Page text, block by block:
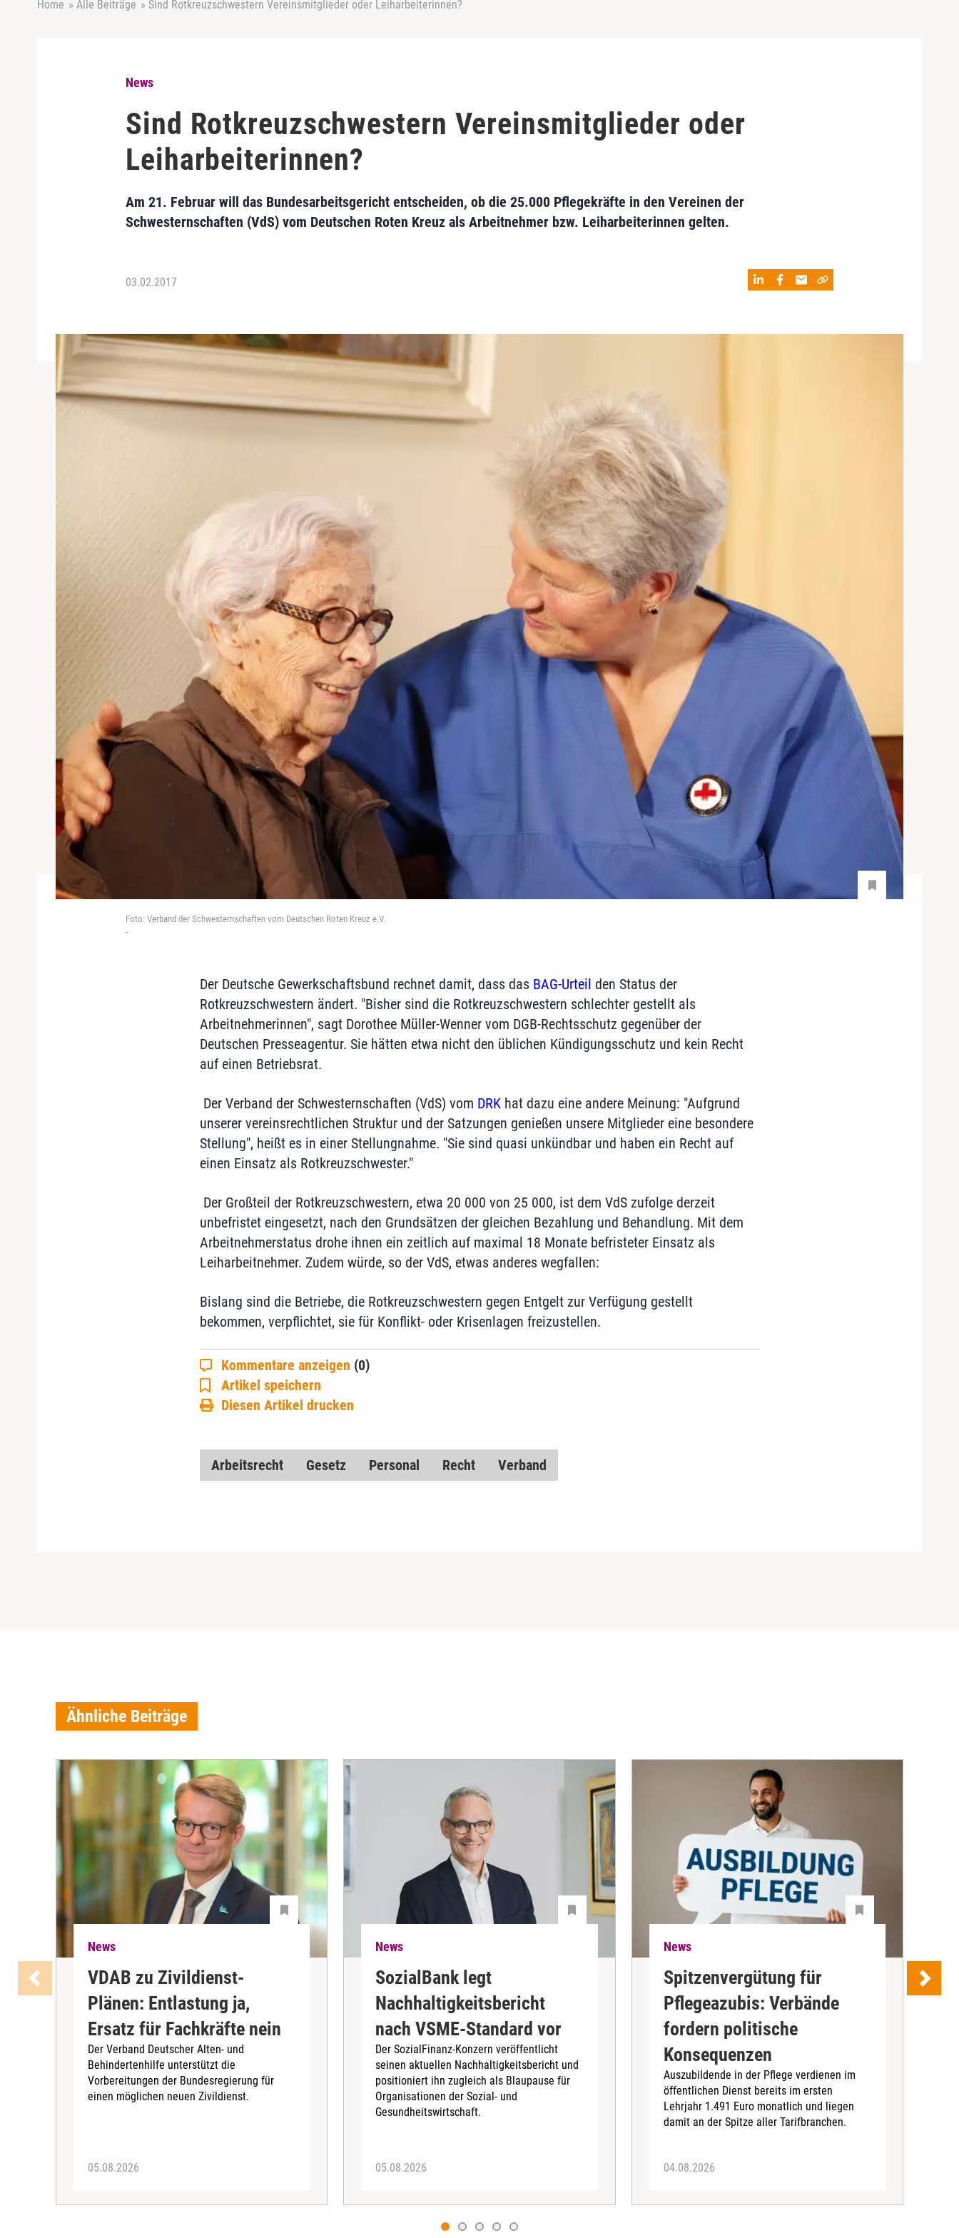
Home » Alle Beiträge » Sind Rotkreuzschwestern Vereinsmitglieder oder Leiharbeiterinnen?
News
Sind Rotkreuzschwestern Vereinsmitglieder oder
Leiharbeiterinnen?
Am 21. Februar will das Bundesarbeitsgericht entscheiden, ob die 25.000 Pflegekräfte in den Vereinen der
Schwesternschaften (VdS) vom Deutschen Roten Kreuz als Arbeitnehmer bzw. Leiharbeiterinnen gelten.
03.02.2017
Foto: Verband der Schwesternschaften vom Deutschen Roten Kreuz e.V.
-
Der Deutsche Gewerkschaftsbund rechnet damit, dass das BAG-Urteil den Status der
Rotkreuzschwestern ändert. "Bisher sind die Rotkreuzschwestern schlechter gestellt als
Arbeitnehmerinnen", sagt Dorothee Müller-Wenner vom DGB-Rechtsschutz gegenüber der
Deutschen Presseagentur. Sie hätten etwa nicht den üblichen Kündigungsschutz und kein Recht
auf einen Betriebsrat.
Der Verband der Schwesternschaften (VdS) vom DRKhat dazu eine andere Meinung: "Aufgrund
unserer vereinsrechtlichen Struktur und der Satzungen genießen unsere Mitglieder eine besondere
Stellung", heißt es in einer Stellungnahme. "Sie sind quasi unkündbar und haben ein Recht auf
einen Einsatz als Rotkreuzschwester."
Der Großteil der Rotkreuzschwestern, etwa 20 000 von 25 000, ist dem VdS zufolge derzeit
unbefristet eingesetzt, nach den Grundsätzen der gleichen Bezahlung und Behandlung. Mit dem
Arbeitnehmerstatus drohe ihnen ein zeitlich auf maximal 18 Monate befristeter Einsatz als
Leiharbeitnehmer. Zudem würde, so der VdS, etwas anderes wegfallen:
Bislang sind die Betriebe, die Rotkreuzschwestern gegen Entgelt zur Verfügung gestellt
bekommen, verpflichtet, sie für Konflikt- oder Krisenlagen freizustellen.
Kommentare anzeigen (0)
Artikel speichern
Diesen Artikel drucken
Arbeitsrecht Gesetz Personal Recht Verband
Ähnliche Beiträge
News
VDAB zu Zivildienst-
Plänen: Entlastung ja,
Ersatz für Fachkräfte nein
Der Verband Deutscher Alten- und
Behindertenhilfe unterstützt die
Vorbereitungen der Bundesregierung für
einen möglichen neuen Zivildienst.
05.08.2026
News
SozialBank legt
Nachhaltigkeitsbericht
nach VSME-Standard vor
Der SozialFinanz-Konzern veröffentlicht
seinen aktuellen Nachhaltigkeitsbericht und
positioniert ihn zugleich als Blaupause für
Organisationen der Sozial- und
Gesundheitswirtschaft.
05.08.2026
News
Spitzenvergütung für
Pflegeazubis: Verbände
fordern politische
Konsequenzen
Auszubildende in der Pflege verdienen im
öffentlichen Dienst bereits im ersten
Lehrjahr 1.491 Euro monatlich und liegen
damit an der Spitze aller Tarifbranchen.
04.08.2026